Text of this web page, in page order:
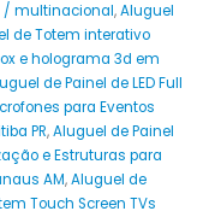
/ multinacional,Aluguel
de Totem interativo
e holograma 3d em
de Painel de LED Full
para Eventos
PR,Aluguel de Painel
e Estruturas para
AM,Aluguel de
Touch Screen TVs